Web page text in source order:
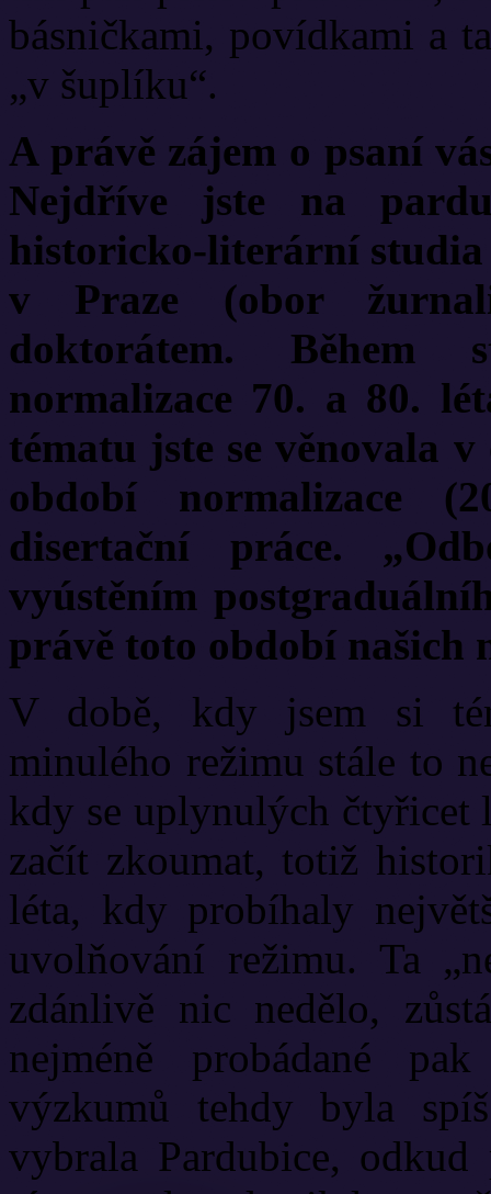
básničkami, povídkami a
„v šuplíku“.
A právě zájem o psaní
Nejdříve jste na
historicko-literární
v Praze (obor
doktorátem.
normalizace 70. a 80.
tématu jste se věnovala
období normalizace
disertační práce.
vyústěním
právě toto období našich
V době, kdy jsem si
minulého režimu stále to
kdy se uplynulých čtyřicet
začít zkoumat, totiž
léta, kdy probíhaly
uvolňování režimu. Ta
zdánlivě nic nedělo,
nejméně probádané
výzkumů tehdy byla
vybrala Pardubice,